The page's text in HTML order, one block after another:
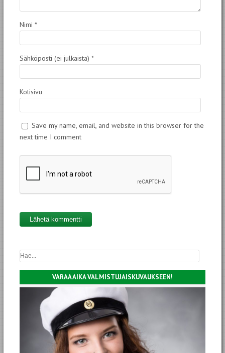
Nimi *
Sähköposti (ei julkaista) *
Kotisivu
Save my name, email, and website in this browser for the
next time I comment
VARAA AIKA VALMISTUJAISKUVAUKSEEN!